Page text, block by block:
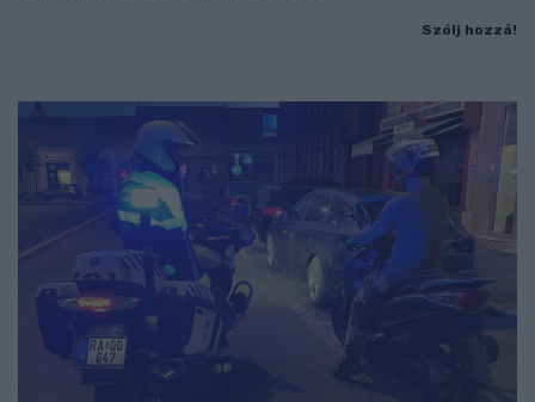
Szólj hozzá!